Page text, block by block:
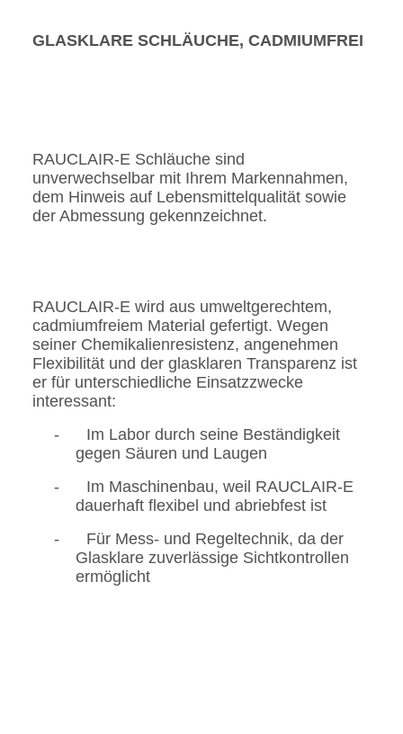
GLASKLARE SCHLÄUCHE, CADMIUMFREI
RAUCLAIR-E Schläuche sind
unverwechselbar mit Ihrem Markennahmen,
dem Hinweis auf Lebensmittelqualität sowie
der Abmessung gekennzeichnet.
RAUCLAIR-E wird aus umweltgerechtem,
cadmiumfreiem Material gefertigt. Wegen
seiner Chemikalienresistenz, angenehmen
Flexibilität und der glasklaren Transparenz ist
er für unterschiedliche Einsatzzwecke
interessant:
-
Im Labor durch seine Beständigkeit
gegen Säuren und Laugen
-
Im Maschinenbau, weil RAUCLAIR-E
dauerhaft flexibel und abriebfest ist
-
Für Mess- und Regeltechnik, da der
Glasklare zuverlässige Sichtkontrollen
ermöglicht